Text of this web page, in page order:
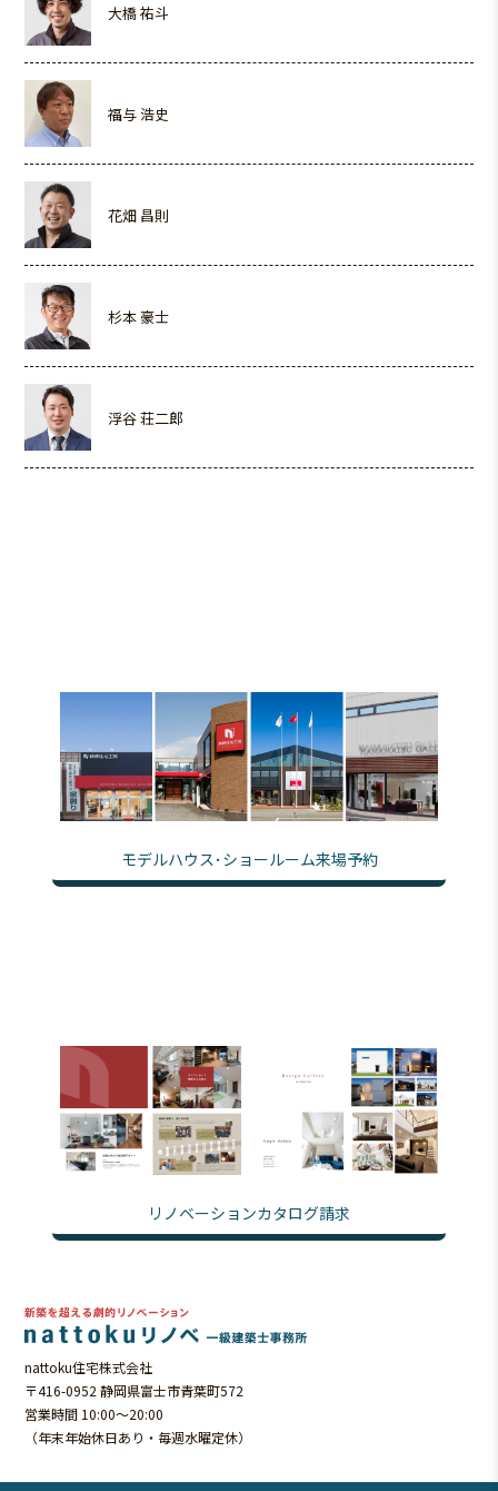
大橋 祐斗
福与 浩史
花畑 昌則
杉本 豪士
浮谷 荘二郎
モデルハウス･ショールーム来場予約
リノベーションカタログ請求
nattoku住宅株式会社
〒416-0952 静岡県富士市青葉町572
営業時間 10:00～20:00
（年末年始休日あり・毎週水曜定休）